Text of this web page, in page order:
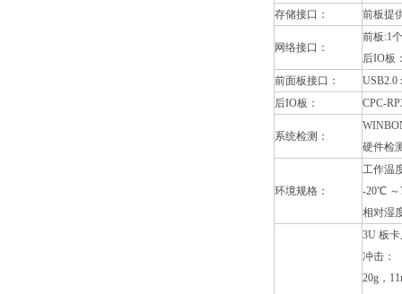
存储接口：
前板提
网络接口：
前板:1
后IO板
前面板接口：
USB2.0
后IO板：
CPC-
系统检测：
硬件检
环境规格：
工作温
-20℃
相对湿
3U 板
冲击：
20g，